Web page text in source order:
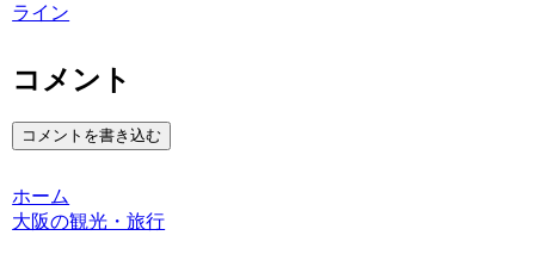
ライン
コメント
コメントを書き込む
ホーム
大阪の観光・旅行